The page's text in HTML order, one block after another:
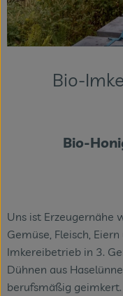
Das Konzept
Service
Veranstaltungen
Bio-
Bio-
Uns ist Erzeugernähe
Gemüse, Fleisch,
Imkereibetrieb in 3.
Dühnen aus
berufsmäßig